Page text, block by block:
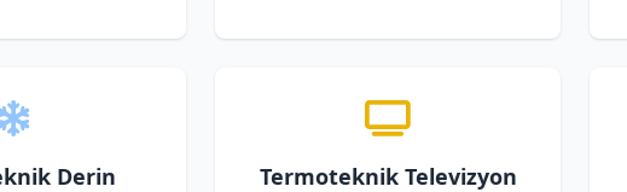
Derin
Termoteknik Televizyon